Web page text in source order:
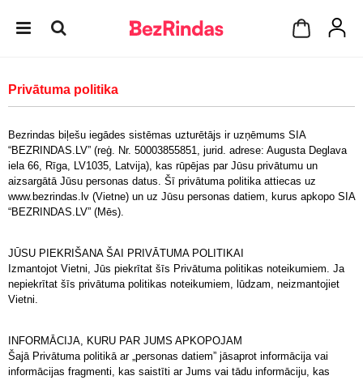
Privātuma politika
Bezrindas biļešu iegādes sistēmas uzturētājs ir uzņēmums SIA
“BEZRINDAS.LV” (reģ. Nr. 50003855851, jurid. adrese: Augusta Deglava
iela 66, Rīga, LV1035, Latvija), kas rūpējas par Jūsu privātumu un
aizsargātā Jūsu personas datus. Šī privātuma politika attiecas uz
www.bezrindas.lv (Vietne) un uz Jūsu personas datiem, kurus apkopo SIA
“BEZRINDAS.LV” (Mēs).
JŪSU PIEKRIŠANA ŠAI PRIVĀTUMA POLITIKAI
Izmantojot Vietni, Jūs piekrītat šīs Privātuma politikas noteikumiem. Ja
nepiekrītat šīs privātuma politikas noteikumiem, lūdzam, neizmantojiet
Vietni.
INFORMĀCIJA, KURU PAR JUMS APKOPOJAM
Šajā Privātuma politikā ar „personas datiem” jāsaprot informācija vai
informācijas fragmenti, kas saistīti ar Jums vai tādu informāciju, kas